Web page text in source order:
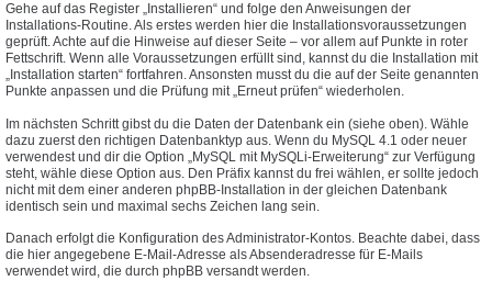
Gehe auf das Register „Installieren“ und folge den Anweisungen der
Installations-Routine. Als erstes werden hier die Installationsvoraussetzungen
geprüft. Achte auf die Hinweise auf dieser Seite – vor allem auf Punkte in roter
Fettschrift. Wenn alle Voraussetzungen erfüllt sind, kannst du die Installation mit
„Installation starten“ fortfahren. Ansonsten musst du die auf der Seite genannten
Punkte anpassen und die Prüfung mit „Erneut prüfen“ wiederholen.
Im nächsten Schritt gibst du die Daten der Datenbank ein (siehe oben). Wähle
dazu zuerst den richtigen Datenbanktyp aus. Wenn du MySQL 4.1 oder neuer
verwendest und dir die Option „MySQL mit MySQLi-Erweiterung“ zur Verfügung
steht, wähle diese Option aus. Den Präfix kannst du frei wählen, er sollte jedoch
nicht mit dem einer anderen phpBB-Installation in der gleichen Datenbank
identisch sein und maximal sechs Zeichen lang sein.
Danach erfolgt die Konfiguration des Administrator-Kontos. Beachte dabei, dass
die hier angegebene E-Mail-Adresse als Absenderadresse für E-Mails
verwendet wird, die durch phpBB versandt werden.